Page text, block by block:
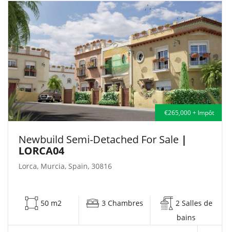
€265,000 + Impôt
Newbuild Semi-Detached For Sale |
LORCA04
Lorca, Murcia, Spain, 30816
50 m2 3 Chambres
2 Salles de
bains